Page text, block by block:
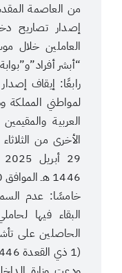
من العاصمة
إصدار تصاريح
العاملين خلال
“أبشر
رابعًا: إيقاف
لمواطني
العربية
1446 هـ الموافق 10 يونيو 2025 م).
خامسًا: عدم
البقاء فيها
الحاصلين على
(1 ذي القعدة 1446 هـ الموافق 29 أبريل 2025 م).